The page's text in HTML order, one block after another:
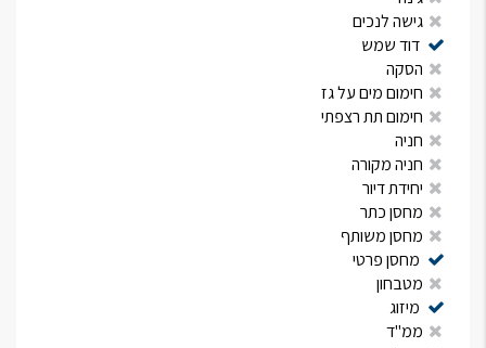
גישה לנכים
דוד שמש
הסקה
חימום מים על גז
חימום תת רצפתי
חניה
חניה מקורה
יחידת דיור
מחסן כתר
מחסן משותף
מחסן פרטי
מטבחון
מיזוג
ממ"ד